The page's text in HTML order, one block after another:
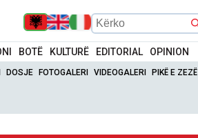
BOTË KULTURË EDITORIAL OPINION
DOSJE FOTOGALERI VIDEOGALERI PIKË E ZEZË